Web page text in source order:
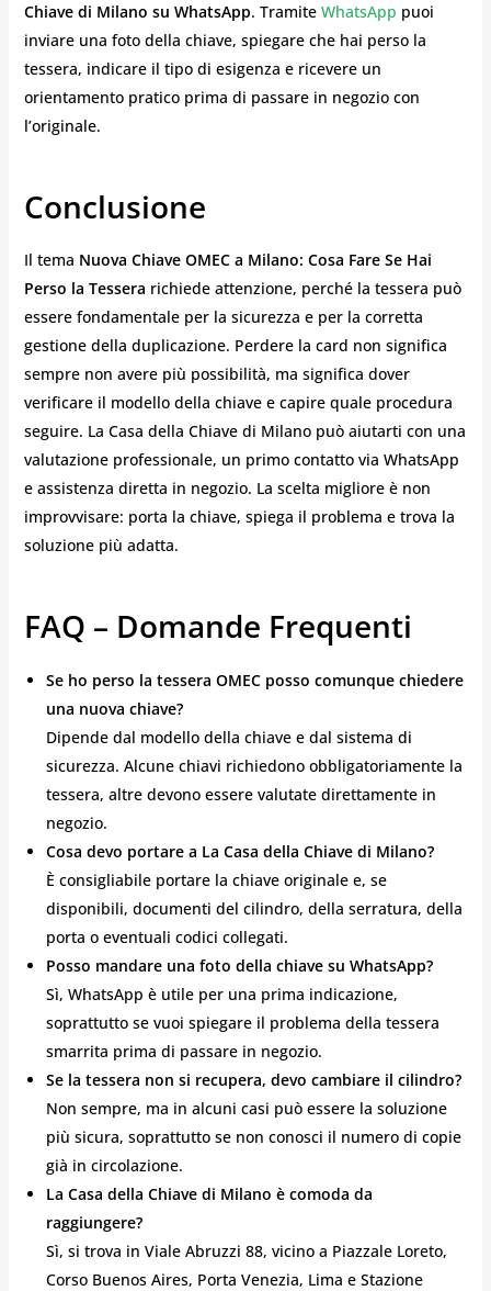
Chiave di Milano su WhatsApp. Tramite WhatsApp puoi
inviare una foto della chiave, spiegare che hai perso la
tessera, indicare il tipo di esigenza e ricevere un
orientamento pratico prima di passare in negozio con
l’originale.
Conclusione
Il tema Nuova Chiave OMEC a Milano: Cosa Fare Se Hai
Perso la Tessera richiede attenzione, perché la tessera può
essere fondamentale per la sicurezza e per la corretta
gestione della duplicazione. Perdere la card non significa
sempre non avere più possibilità, ma significa dover
verificare il modello della chiave e capire quale procedura
seguire. La Casa della Chiave di Milano può aiutarti con una
valutazione professionale, un primo contatto via WhatsApp
e assistenza diretta in negozio. La scelta migliore è non
improvvisare: porta la chiave, spiega il problema e trova la
soluzione più adatta.
FAQ – Domande Frequenti
Se ho perso la tessera OMEC posso comunque chiedere
una nuova chiave?
Dipende dal modello della chiave e dal sistema di
sicurezza. Alcune chiavi richiedono obbligatoriamente la
tessera, altre devono essere valutate direttamente in
negozio.
Cosa devo portare a La Casa della Chiave di Milano?
È consigliabile portare la chiave originale e, se
disponibili, documenti del cilindro, della serratura, della
porta o eventuali codici collegati.
Posso mandare una foto della chiave su WhatsApp?
Sì, WhatsApp è utile per una prima indicazione,
soprattutto se vuoi spiegare il problema della tessera
smarrita prima di passare in negozio.
Se la tessera non si recupera, devo cambiare il cilindro?
Non sempre, ma in alcuni casi può essere la soluzione
più sicura, soprattutto se non conosci il numero di copie
già in circolazione.
La Casa della Chiave di Milano è comoda da
raggiungere?
Sì, si trova in Viale Abruzzi 88, vicino a Piazzale Loreto,
Corso Buenos Aires, Porta Venezia, Lima e Stazione